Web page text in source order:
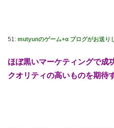
51: mutyunのゲーム+α ブログがお送り
ほぼ黒いマーケティングで成
クオリティの高いものを期待